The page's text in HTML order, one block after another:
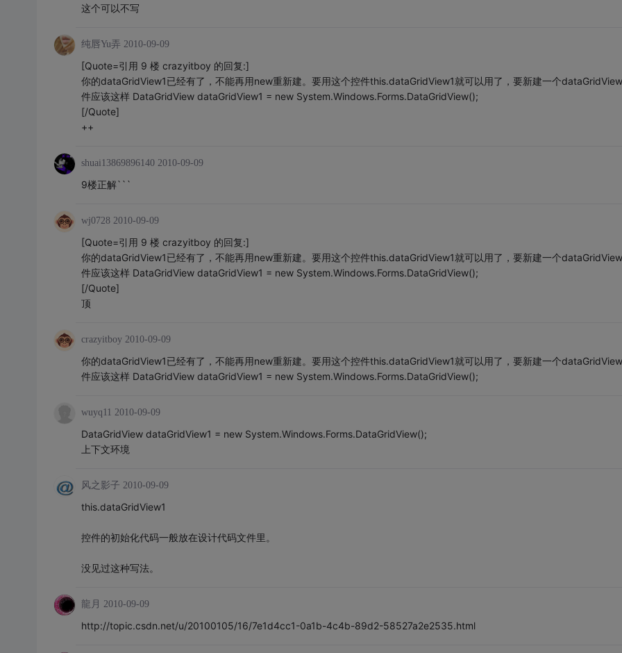
这个可以不写
纯唇Yu弄 2010-09-09
[Quote=引用 9 楼 crazyitboy 的回复:]
你的dataGridView1已经有了，不能再用new重新建。要用这个控件this.dataGridView1就可以用了，要新建一个
件应该这样 DataGridView dataGridView1 = new System.Windows.Forms.DataGridView();
[/Quote]
++
shuai13869896140 2010-09-09
9楼正解```
wj0728 2010-09-09
[Quote=引用 9 楼 crazyitboy 的回复:]
你的dataGridView1已经有了，不能再用new重新建。要用这个控件this.dataGridView1就可以用了，要新建一个
件应该这样 DataGridView dataGridView1 = new System.Windows.Forms.DataGridView();
[/Quote]
顶
crazyitboy 2010-09-09
你的dataGridView1已经有了，不能再用new重新建。要用这个控件this.dataGridView1就可以用了，要新建一个
件应该这样 DataGridView dataGridView1 = new System.Windows.Forms.DataGridView();
wuyq11 2010-09-09
DataGridView dataGridView1 = new System.Windows.Forms.DataGridView();
上下文环境
风之影子 2010-09-09
this.dataGridView1
控件的初始化代码一般放在设计代码文件里。
没见过这种写法。
龍月 2010-09-09
http://topic.csdn.net/u/20100105/16/7e1d4cc1-0a1b-4c4b-89d2-58527a2e2535.html